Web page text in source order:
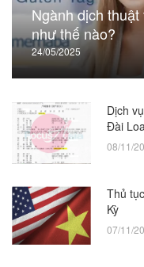
Ngành dịch
như thế nào?
24/05/2025
Dịch
Đài
08/11/
Thủ
Kỳ
07/11/